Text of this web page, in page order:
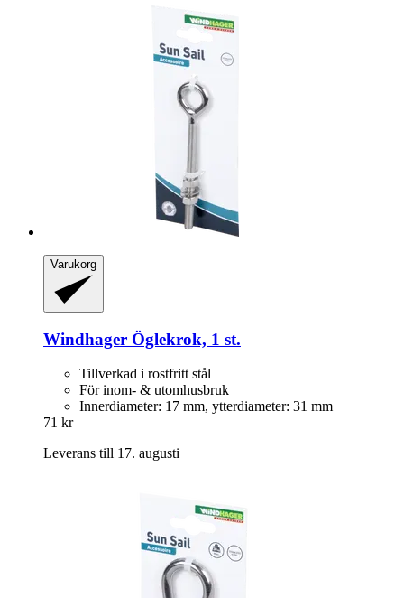
Varukorg
Windhager Öglekrok, 1 st.
Tillverkad i rostfritt stål
För inom- & utomhusbruk
Innerdiameter: 17 mm, ytterdiameter: 31 mm
71 kr
Leverans till 17. augusti